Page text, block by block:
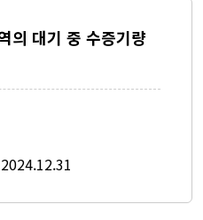
의 대기 중 수증기량
터